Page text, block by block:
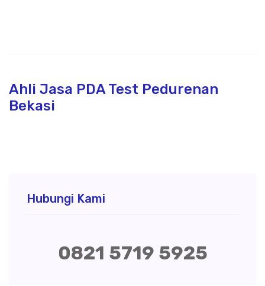
Ahli Jasa PDA Test Pedurenan
Bekasi
Hubungi Kami
0821 5719 5925